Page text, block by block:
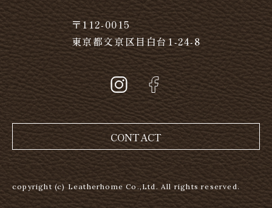
〒112-0015
東京都文京区目白台1-24-8
CONTACT
copyright (c) Leatherhome Co.,Ltd. All rights reserved.